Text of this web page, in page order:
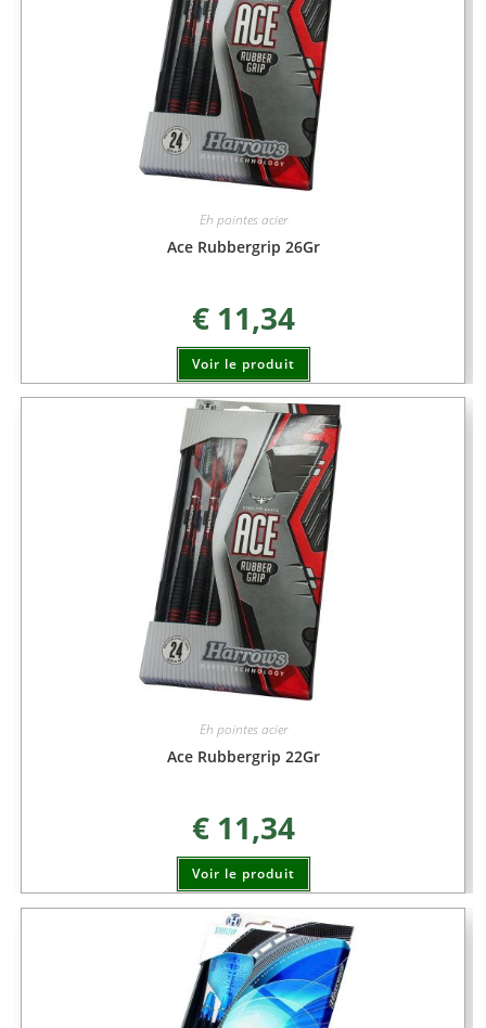
Eh pointes acier
Ace Rubbergrip 26Gr
€11,34
Voir le produit
Eh pointes acier
Ace Rubbergrip 22Gr
€11,34
Voir le produit